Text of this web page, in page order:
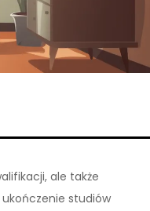
ale także
studiów